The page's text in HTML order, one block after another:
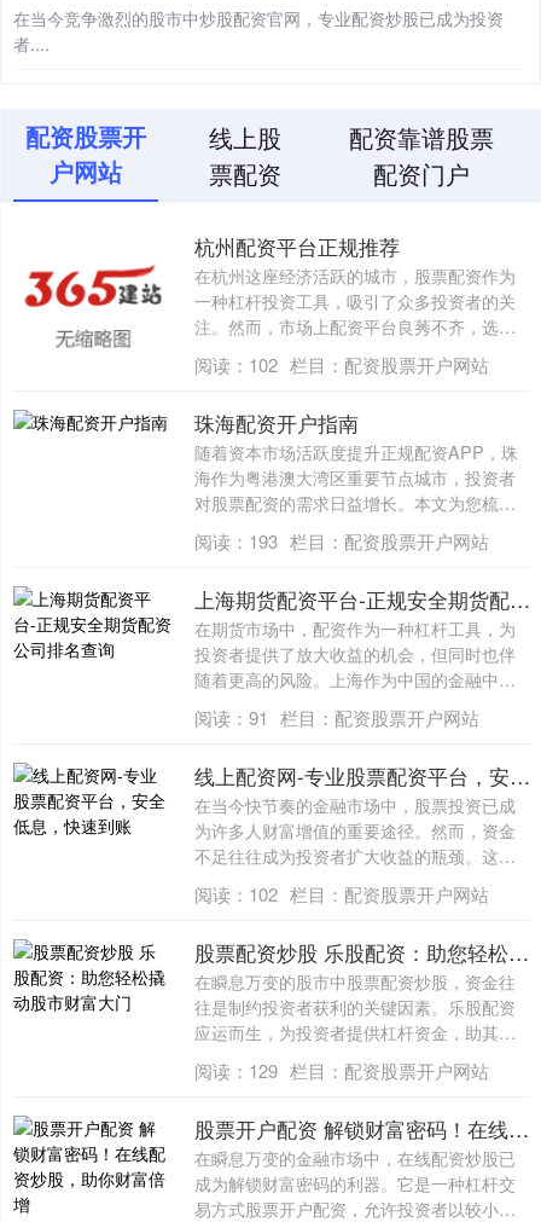
在当今竞争激烈的股市中炒股配资官网，专业配资炒股已成为投资
者....
配资股票开
户网站
线上股
票配资
配资靠谱股票
配资门户
杭州配资平台正规推荐
在杭州这座经济活跃的城市，股票配资作为
一种杠杆投资工具，吸引了众多投资者的关
注。然而，市场上配资平台良莠不齐，选择
阅读： 102 栏目： 配资股票开户网站
珠海配资开户指南
随着资本市场活跃度提升正规配资APP，珠
海作为粤港澳大湾区重要节点城市，投资者
对股票配资的需求日益增长。本文为您梳理
阅读： 193 栏目： 配资股票开户网站
上海期货配资平台-正规安全期货配资公司排名查询
在期货市场中，配资作为一种杠杆工具，为
投资者提供了放大收益的机会，但同时也伴
随着更高的风险。上海作为中国的金融中
阅读： 91 栏目： 配资股票开户网站
线上配资网-专业股票配资平台，安全低息，快速到账
在当今快节奏的金融市场中，股票投资已成
为许多人财富增值的重要途径。然而，资金
不足往往成为投资者扩大收益的瓶颈。这
阅读： 102 栏目： 配资股票开户网站
股票配资炒股 乐股配资：助您轻松撬动股市财富大门
在瞬息万变的股市中股票配资炒股，资金往
往是制约投资者获利的关键因素。乐股配资
应运而生，为投资者提供杠杆资金，助其撬
阅读： 129 栏目： 配资股票开户网站
股票开户配资 解锁财富密码！在线配资炒股，助你财富倍增
在瞬息万变的金融市场中，在线配资炒股已
成为解锁财富密码的利器。它是一种杠杆交
易方式股票开户配资，允许投资者以较小的